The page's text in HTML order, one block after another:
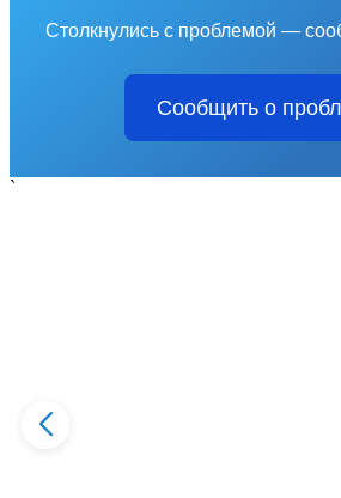
Столкнулись с проблемой —
Сообщить о
`